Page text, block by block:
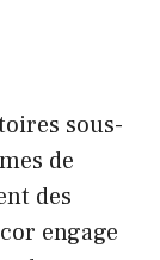
sous-
de
des
engage